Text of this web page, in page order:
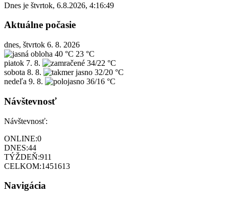
Dnes je štvrtok, 6.8.2026, 4:16:49
Aktuálne počasie
dnes, štvrtok 6. 8. 2026
40 °C 23 °C
piatok 7. 8.
34/22 °C
sobota 8. 8.
32/20 °C
nedeľa 9. 8. 36/16 °C
Návštevnosť
Návštevnosť:
ONLINE:0
DNES:44
TÝŽDEŇ:911
CELKOM:1451613
Navigácia